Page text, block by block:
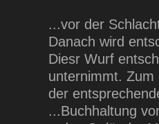
...vor der
Danach wird
Diesr Wurf
unternimmt. Zum
der
...Buchhaltung